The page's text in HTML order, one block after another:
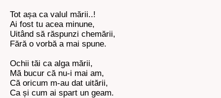
Tot așa ca valul mării..!
Ai fost tu acea minune,
Uitând să răspunzi chemării,
Fără o vorbă a mai spune.
Ochii tăi ca alga mării,
Mă bucur că nu-i mai am,
Că oricum m-au dat uitării,
Ca și cum ai spart un geam.